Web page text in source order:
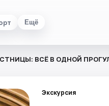
Ещё
ВСЁ В ОДНОЙ
Экскурсия